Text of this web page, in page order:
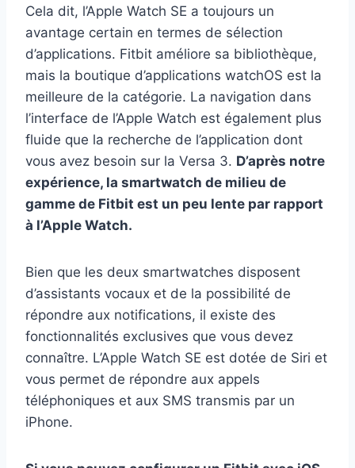
Cela dit, l’Apple Watch SE a toujours un
avantage certain en termes de sélection
d’applications. Fitbit améliore sa bibliothèque,
mais la boutique d’applications watchOS est la
meilleure de la catégorie. La navigation dans
l’interface de l’Apple Watch est également plus
fluide que la recherche de l’application dont
vous avez besoin sur la Versa 3. D’après notre
expérience, la smartwatch de milieu de
gamme de Fitbit est un peu lente par rapport
à l’Apple Watch.
Bien que les deux smartwatches disposent
d’assistants vocaux et de la possibilité de
répondre aux notifications, il existe des
fonctionnalités exclusives que vous devez
connaître. L’Apple Watch SE est dotée de Siri et
vous permet de répondre aux appels
téléphoniques et aux SMS transmis par un
iPhone.